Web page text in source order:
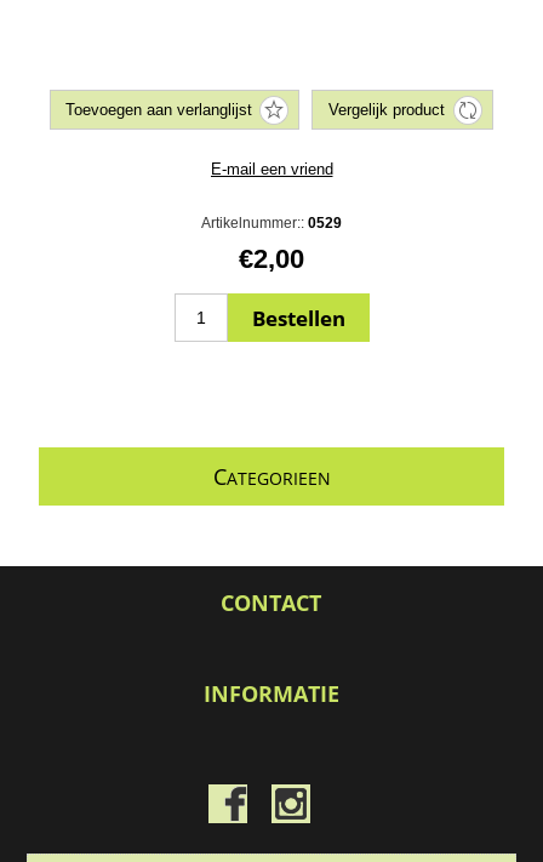
Artikelnummer:: 0529
€2,00
CATEGORIEEN
CONTACT
INFORMATIE